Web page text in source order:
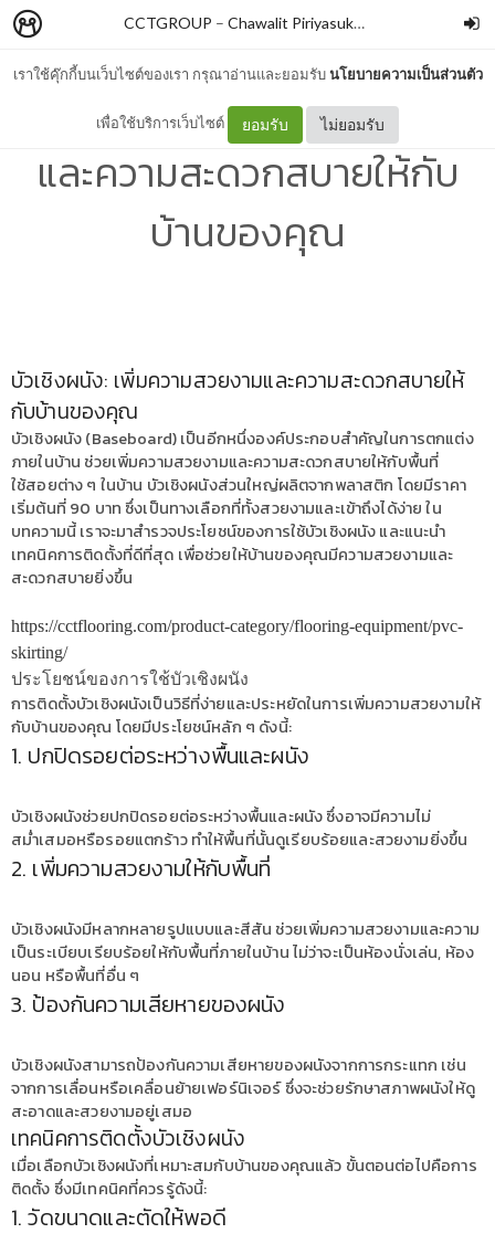
เราใช้คุ๊กกี้บนเว็บไซต์ของเรา กรุณาอ่านและยอมรับนโยบายความเป็นส่วนตัว
เพื่อใช้บริการเว็บไซต์ ยอมรับ ไม่ยอมรับ
CCTGROUP – Chawalit Piriyasuksomboon
บัวเชิงผนัง: เพิ่มความสวยงาม
และความสะดวกสบายให้กับ
บ้านของคุณ
บัวเชิงผนัง: เพิ่มความสวยงามและความสะดวกสบายให้
กับบ้านของคุณ
บัวเชิงผนัง (Baseboard) เป็นอีกหนึ่งองค์ประกอบสำคัญในการตกแต่ง
ภายในบ้าน ช่วยเพิ่มความสวยงามและความสะดวกสบายให้กับพื้นที่
ใช้สอยต่าง ๆ ในบ้าน บัวเชิงผนังส่วนใหญ่ผลิตจากพลาสติก โดยมีราคา
เริ่มต้นที่ 90 บาท ซึ่งเป็นทางเลือกที่ทั้งสวยงามและเข้าถึงได้ง่าย ใน
บทความนี้ เราจะมาสำรวจประโยชน์ของการใช้บัวเชิงผนัง และแนะนำ
เทคนิคการติดตั้งที่ดีที่สุด เพื่อช่วยให้บ้านของคุณมีความสวยงามและ
สะดวกสบายยิ่งขึ้น
https://cctflooring.com/product-category/flooring-equipment/pvc-
skirting/
ประโยชน์ของการใช้บัวเชิงผนัง
การติดตั้งบัวเชิงผนังเป็นวิธีที่ง่ายและประหยัดในการเพิ่มความสวยงามให้
กับบ้านของคุณ โดยมีประโยชน์หลัก ๆ ดังนี้:
1. ปกปิดรอยต่อระหว่างพื้นและผนัง
บัวเชิงผนังช่วยปกปิดรอยต่อระหว่างพื้นและผนัง ซึ่งอาจมีความไม่
สม่ำเสมอหรือรอยแตกร้าว ทำให้พื้นที่นั้นดูเรียบร้อยและสวยงามยิ่งขึ้น
2. เพิ่มความสวยงามให้กับพื้นที่
บัวเชิงผนังมีหลากหลายรูปแบบและสีสัน ช่วยเพิ่มความสวยงามและความ
เป็นระเบียบเรียบร้อยให้กับพื้นที่ภายในบ้าน ไม่ว่าจะเป็นห้องนั่งเล่น, ห้อง
นอน หรือพื้นที่อื่น ๆ
3. ป้องกันความเสียหายของผนัง
บัวเชิงผนังสามารถป้องกันความเสียหายของผนังจากการกระแทก เช่น
จากการเลื่อนหรือเคลื่อนย้ายเฟอร์นิเจอร์ ซึ่งจะช่วยรักษาสภาพผนังให้ดู
สะอาดและสวยงามอยู่เสมอ
เทคนิคการติดตั้งบัวเชิงผนัง
เมื่อเลือกบัวเชิงผนังที่เหมาะสมกับบ้านของคุณแล้ว ขั้นตอนต่อไปคือการ
ติดตั้ง ซึ่งมีเทคนิคที่ควรรู้ดังนี้:
1. วัดขนาดและตัดให้พอดี